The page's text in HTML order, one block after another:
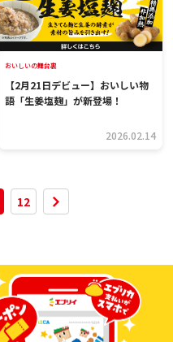
おいしいの舞台裏
【2月21日デビュー】おいしい物
語「生姜塩麹」が新登場！
2026.02.14
12